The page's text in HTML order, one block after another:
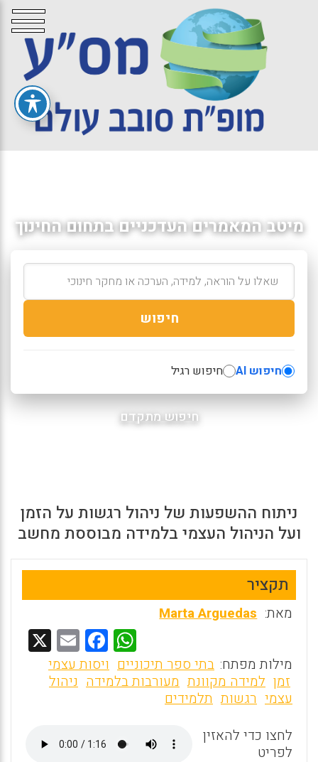
מיטב המאמרים העדכניים בתחום החינוך
חיפוש
חיפוש AI חיפוש רגיל
חיפוש מתקדם
ניתוח ההשפעות של ניהול רגשות על הזמן
ועל הניהול העצמי בלמידה מבוססת מחשב
תקציר
מאת: Marta Arguedas
W
h
at
A
p
F
a
ce
o
o
E
m
ai
מילות מפתח: בתי ספר תיכוניים ויסות עצמי
זמן למידה מקוונת מעורבות בלמידה ניהול
עצמי רגשות תלמידים
לחצו כדי להאזין
לפריט